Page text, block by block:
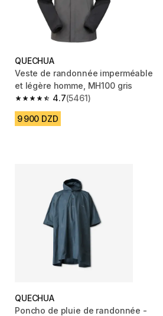
QUECHUA
Veste de randonnée imperméable
et légère homme, MH100 gris
4.7
4.7 out of 5 stars from 5461 reviews
(5461)
9 900 DZD
QUECHUA
Poncho de pluie de randonnée -